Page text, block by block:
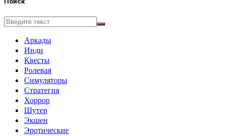
Аркады
Инди
Квесты
Ролевая
Симуляторы
Стратегия
Хоррор
Шутер
Экшен
Эротические